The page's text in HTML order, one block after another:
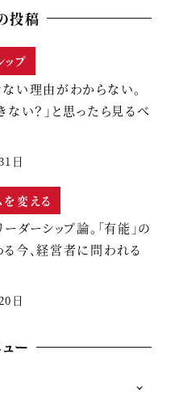
投稿
ップ
い理由がわからない。
ない？」と思ったら見るべ
日
を変える
ダーシップ論。「有能」の
今、経営者に問われる
日
ー